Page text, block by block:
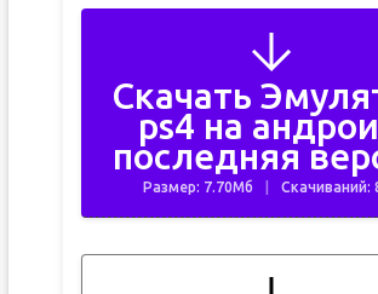
Скачать
ps4 на
последняя
Размер: 7.70Мб Скачиваний: